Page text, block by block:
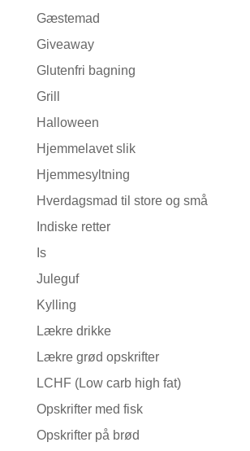
Gæstemad
Giveaway
Glutenfri bagning
Grill
Halloween
Hjemmelavet slik
Hjemmesyltning
Hverdagsmad til store og små
Indiske retter
Is
Juleguf
Kylling
Lækre drikke
Lækre grød opskrifter
LCHF (Low carb high fat)
Opskrifter med fisk
Opskrifter på brød